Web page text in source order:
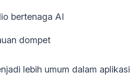
bertenaga AI
dompet
lebih umum dalam aplikasi